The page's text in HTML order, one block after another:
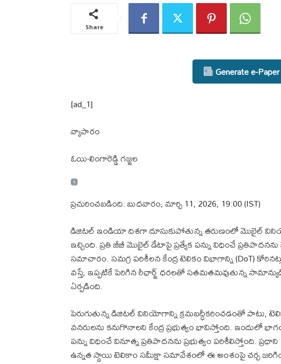
Share
Generate e-
[ad_1]
వ్యాపారం
ఓయి-లింగారెడ్డి గజ్జల
ప్రచురించబడింది: బుధవారం, మార్చి 11, 2026, 19:00 (IST)
డిజిటల్ ఇండియా దిశగా దూసుకుపోతున్న తరుణంలో మొబైల్
ఇచ్చింది. ప్రతి జీబీ మొబైల్ డేటాపై ప్రత్యేక పన్ను విధించే ప్రతిపాదనను
సమాచారం. సమగ్ర పరిశీలన కేంద్ర టెలికం విభాగాన్ని (DoT)
వస్తే, ఇప్పటికే పెరిగిన రీఛార్జ్ ధరలతో సతమతమవుతున్న
ఏర్పడింది.
పెరుగుతున్న డిజిటల్ వినియోగాన్ని క్రమబద్ధీకరించడంతో పాటు,
వనరులను కనుగొనాలని కేంద్ర ప్రభుత్వం భావిస్తోంది. ఇందులో
పన్ను విధించే వినూత్న ప్రతిపాదనను ప్రభుత్వం పరిశీలిస్తోంది.
ఉన్నత స్థాయి టెలికాం సమీక్షా సమావేశంలో ఈ అంశంపై చర్చ